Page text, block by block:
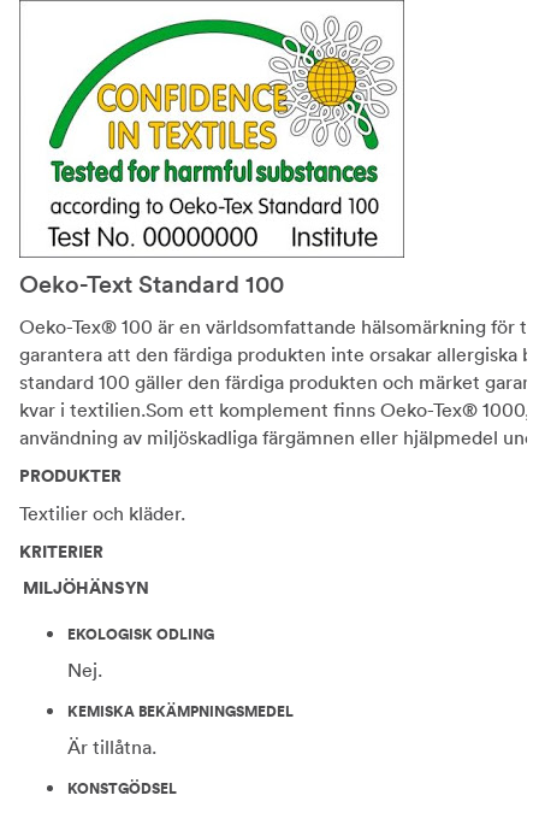
Oeko-Text Standard 100
Oeko-Tex® 100 är en världsomfattande hälsomärkning för
garantera att den färdiga produkten inte orsakar allergiska
standard 100 gäller den färdiga produkten och märket
kvar i textilien.Som ett komplement finns Oeko-Tex®
användning av miljöskadliga färgämnen eller hjälpmedel
PRODUKTER
Textilier och kläder.
KRITERIER
MILJÖHÄNSYN
EKOLOGISK ODLING
Nej.
KEMISKA BEKÄMPNINGSMEDEL
Är tillåtna.
KONSTGÖDSEL